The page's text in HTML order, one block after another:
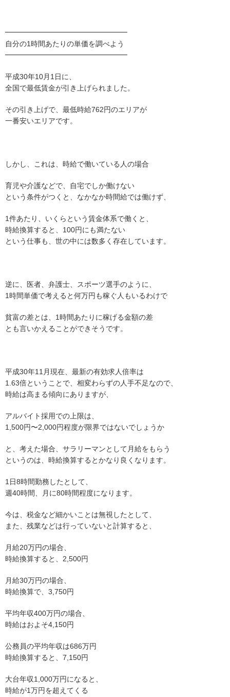
━━━━━━━━━━━━━━━━━
自分の1時間あたりの単価を調べよう
━━━━━━━━━━━━━━━━━
平成30年10月1日に、
全国で最低賃金が引き上げられました。
その引き上げで、最低時給762円のエリアが
一番安いエリアです。
しかし、これは、時給で働いている人の場合
育児や介護などで、自宅でしか働けない
という条件がつくと、なかなか時間給では働けず、
1件あたり、いくらという賃金体系で働くと、
時給換算すると、100円にも満たない
という仕事も、世の中には数多く存在しています。
逆に、医者、弁護士、スポーツ選手のように、
1時間単価で考えると何万円も稼ぐ人もいるわけで
貧富の差とは、1時間あたりに稼げる金額の差
とも言いかえることができそうです。
平成30年11月現在、最新の有効求人倍率は
1.63倍ということで、相変わらずの人手不足なので、
時給は高まる傾向にありますが、
アルバイト採用での上限は、
1,500円〜2,000円程度が限界ではないでしょうか
と、考えた場合、サラリーマンとして月給をもらう
というのは、時給換算するとかなり良くなります。
1日8時間勤務したとして、
週40時間、月に80時間程度になります。
今は、税金など細かいことは無視したとして、
また、残業などは行っていないと計算すると、
月給20万円の場合、
時給換算すると、2,500円
月給30万円の場合、
時給換算で、3,750円
平均年収400万円の場合、
時給はおよそ4,150円
公務員の平均年収は686万円
時給換算すると、7,150円
大台年収1,000万円になると、
時給が1万円を超えてくる